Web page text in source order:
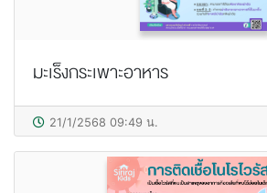
มะเร็งกระเพาะอาหาร
21/1/2568 09:49 น.